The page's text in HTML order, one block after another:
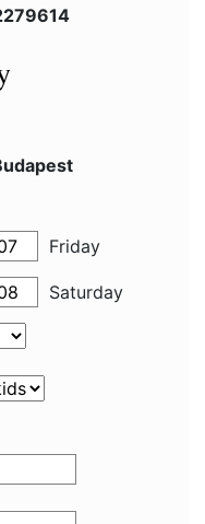
Friday
Saturday